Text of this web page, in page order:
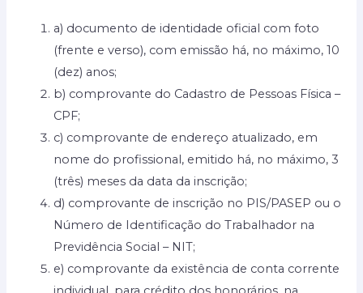
a) documento de identidade oficial com foto
(frente e verso), com emissão há, no máximo, 10
(dez) anos;
b) comprovante do Cadastro de Pessoas Física –
CPF;
c) comprovante de endereço atualizado, em
nome do profissional, emitido há, no máximo, 3
(três) meses da data da inscrição;
d) comprovante de inscrição no PIS/PASEP ou o
Número de Identificação do Trabalhador na
Previdência Social – NIT;
e) comprovante da existência de conta corrente